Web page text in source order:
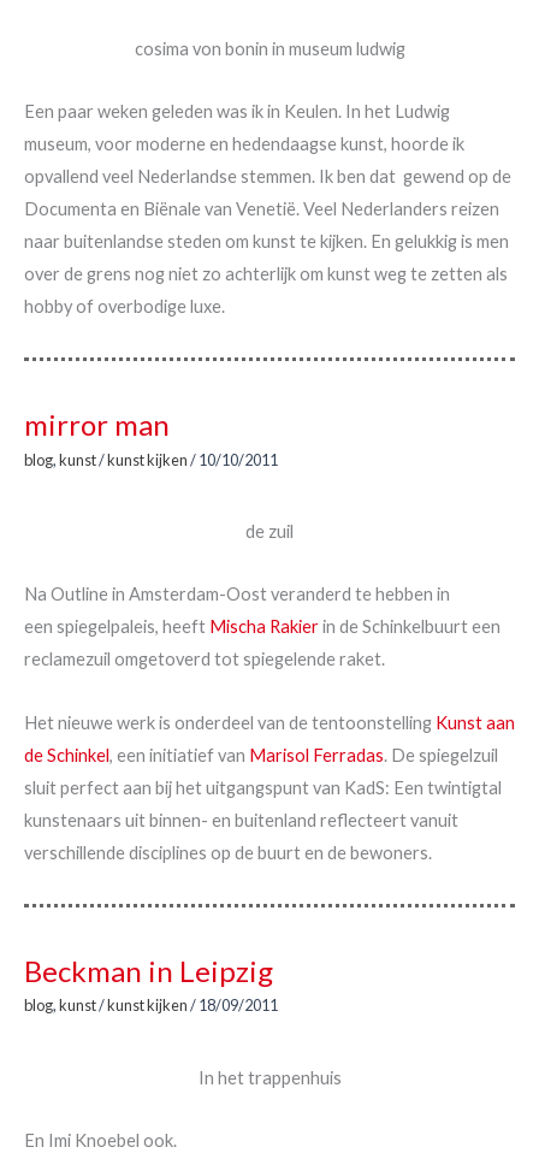
cosima von bonin in museum ludwig
Een paar weken geleden was ik in Keulen. In het Ludwig
museum, voor moderne en hedendaagse kunst, hoorde ik
opvallend veel Nederlandse stemmen. Ik ben dat gewend op de
Documenta en Biënale van Venetië. Veel Nederlanders reizen
naar buitenlandse steden om kunst te kijken. En gelukkig is men
over de grens nog niet zo achterlijk om kunst weg te zetten als
hobby of overbodige luxe.
mirror man
blog,kunst/kunst kijken/10/10/2011
de zuil
Na Outline in Amsterdam-Oost veranderd te hebben in
een spiegelpaleis, heeft Mischa Rakierin de Schinkelbuurt een
reclamezuil omgetoverd tot spiegelende raket.
Het nieuwe werk is onderdeel van de tentoonstelling Kunst aan
de Schinkel, een initiatief van Marisol Ferradas. De spiegelzuil
sluit perfect aan bij het uitgangspunt van KadS: Een twintigtal
kunstenaars uit binnen- en buitenland reflecteert vanuit
verschillende disciplines op de buurt en de bewoners.
Beckman in Leipzig
blog,kunst/kunst kijken/18/09/2011
In het trappenhuis
En Imi Knoebel ook.